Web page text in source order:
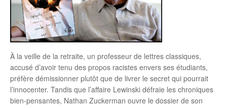
À la veille de la retraite, un professeur de lettres classiques,
accusé d’avoir tenu des propos racistes envers ses étudiants,
préfère démissionner plutôt que de livrer le secret qui pourrait
l’innocenter. Tandis que l’affaire Lewinski défraie les chroniques
bien-pensantes, Nathan Zuckerman ouvre le dossier de son